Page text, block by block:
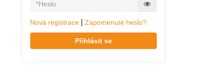
Nová registrace Zapomenuté heslo?
Přihlásit se